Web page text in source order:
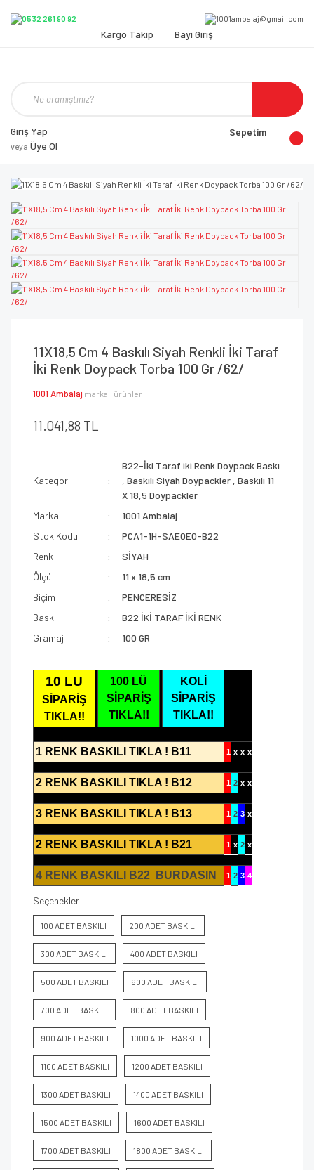
Kargo Takip Bayi Giriş
Giriş Yap
veya Üye Ol
Sepetim
11X18,5 Cm 4 Baskılı Siyah Renkli İki Taraf
İki Renk Doypack Torba 100 Gr /62/
1001 Ambalaj markalı ürünler
11.041,88 TL
Kategori
B22-İki Taraf iki Renk Doypack Baskı
,Baskılı Siyah Doypackler ,Baskılı 11
X 18,5 Doypackler
Marka
1001 Ambalaj
Stok Kodu
PCA1-1H-SAE0E0-B22
Renk
SİYAH
Ölçü
11 x 18,5 cm
Biçim
PENCERESİZ
Baskı
B22 İKİ TARAF İKİ RENK
Gramaj
100 GR
10 LU
SİPARİŞ
TIKLA!!
100 LÜ
SİPARİŞ
TIKLA!!
KOLİ
SİPARİŞ
TIKLA!!
1 RENK BASKILI TIKLA ! B11 1 x x x
2 RENK BASKILI TIKLA ! B12 1 2 x x
3 RENK BASKILI TIKLA ! B13 1 2 3 x
2 RENK BASKILI TIKLA ! B21 1 x 2 x
4 RENK BASKILI B22 BURDASIN 1 2 3 4
Seçenekler
100 ADET BASKILI 200 ADET BASKILI
300 ADET BASKILI 400 ADET BASKILI
500 ADET BASKILI 600 ADET BASKILI
700 ADET BASKILI 800 ADET BASKILI
900 ADET BASKILI 1000 ADET BASKILI
1100 ADET BASKILI 1200 ADET BASKILI
1300 ADET BASKILI 1400 ADET BASKILI
1500 ADET BASKILI 1600 ADET BASKILI
1700 ADET BASKILI 1800 ADET BASKILI